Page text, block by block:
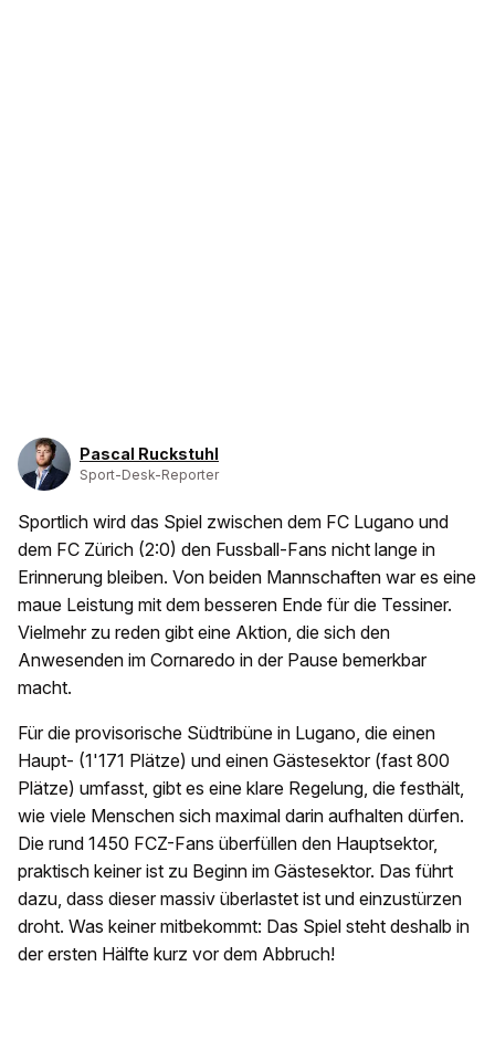
Pascal Ruckstuhl
Sport-Desk-Reporter
Sportlich wird das Spiel zwischen dem FC Lugano und
dem FC Zürich (2:0) den Fussball-Fans nicht lange in
Erinnerung bleiben. Von beiden Mannschaften war es eine
maue Leistung mit dem besseren Ende für die Tessiner.
Vielmehr zu reden gibt eine Aktion, die sich den
Anwesenden im Cornaredo in der Pause bemerkbar
macht.
Für die provisorische Südtribüne in Lugano, die einen
Haupt- (1'171 Plätze) und einen Gästesektor (fast 800
Plätze) umfasst, gibt es eine klare Regelung, die festhält,
wie viele Menschen sich maximal darin aufhalten dürfen.
Die rund 1450 FCZ-Fans überfüllen den Hauptsektor,
praktisch keiner ist zu Beginn im Gästesektor. Das führt
dazu, dass dieser massiv überlastet ist und einzustürzen
droht. Was keiner mitbekommt: Das Spiel steht deshalb in
der ersten Hälfte kurz vor dem Abbruch!